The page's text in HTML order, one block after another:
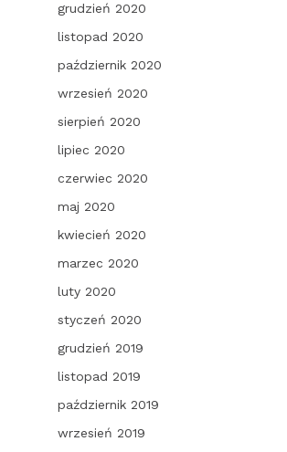
grudzień 2020
listopad 2020
październik 2020
wrzesień 2020
sierpień 2020
lipiec 2020
czerwiec 2020
maj 2020
kwiecień 2020
marzec 2020
luty 2020
styczeń 2020
grudzień 2019
listopad 2019
październik 2019
wrzesień 2019